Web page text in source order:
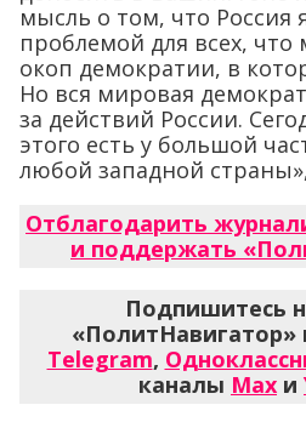
мысль о том, что Россия
проблемой для всех,
окоп демократии, в
Но вся мировая
за действий России.
этого есть у большой
любой западной
Отблагодарить
и поддержать
Подпишитесь
«ПолитНавигатор»
Telegram,
каналы Max и